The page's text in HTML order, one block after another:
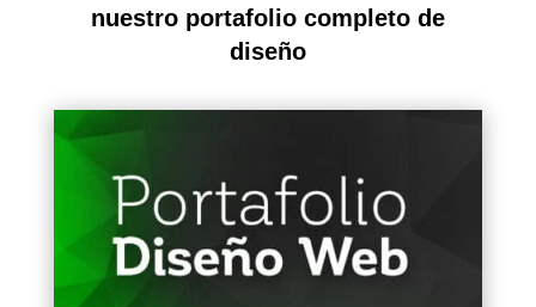
nuestro portafolio completo de
diseño